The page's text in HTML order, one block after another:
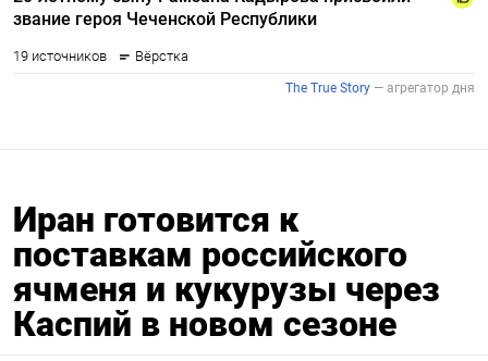
Иран готовится к
поставкам российского
ячменя и кукурузы через
Каспий в новом сезоне